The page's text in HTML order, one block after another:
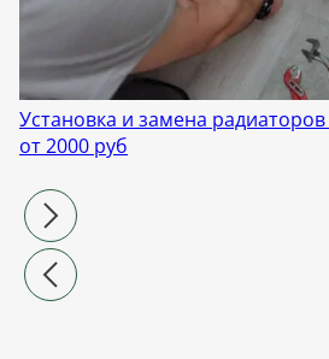
Установка и замена
от 2000 руб